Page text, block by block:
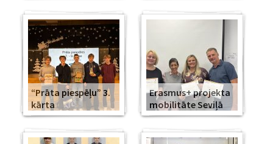
“Prāta piespēļu” 3.
kārta
Erasmus+ projekta
mobilitāte Seviļā